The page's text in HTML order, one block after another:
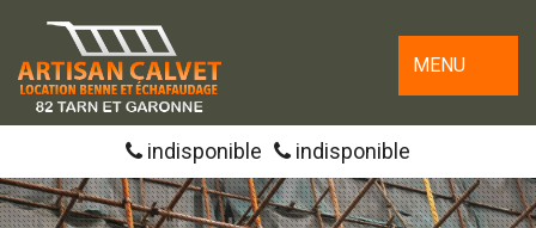
MENU
indisponible indisponible